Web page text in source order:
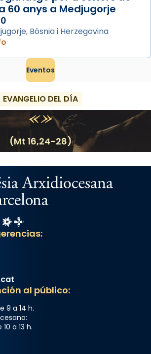
60 anys a Medjugorje
Bòsnia i Herzegovina
Eventos
EVANGELIO DEL DÍA
(Mt 16,24-28)
Radio Estel
Catalunya Cristiana
al público:
9 a 14 h.
a 13 h.